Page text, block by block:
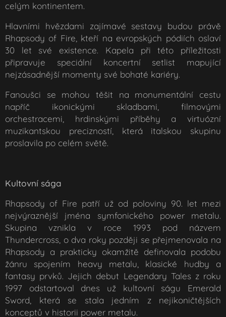
celým kontinentem.
Hlavními hvězdami zajímavé sestavy budou právě
Rhapsody of Fire, kteří na evropských pódiích oslaví
30 let své existence. Kapela při této příležitosti
připravuje speciální koncertní setlist mapující
nejzásadnější momenty své bohaté kariéry.
Fanoušci se mohou těšit na monumentální cestu
napříč ikonickými skladbami, filmovými
orchestracemi, hrdinskými příběhy a virtuózní
muzikantskou precizností, která italskou skupinu
proslavila po celém světě.
Kultovní sága
Rhapsody of Fire patří už od poloviny 90. let mezi
nejvýraznější jména symfonického power metalu.
Skupina vznikla v roce 1993 pod názvem
Thundercross, o dva roky později se přejmenovala na
Rhapsody a prakticky okamžitě definovala podobu
žánru spojením heavy metalu, klasické hudby a
fantasy prvků. Jejich debut Legendary Tales z roku
1997 odstartoval dnes už kultovní ságu Emerald
Sword, která se stala jedním z nejikoničtějších
konceptů v historii power metalu.